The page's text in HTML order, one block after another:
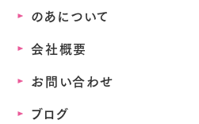
のあについて
会社概要
お問い合わせ
ブログ